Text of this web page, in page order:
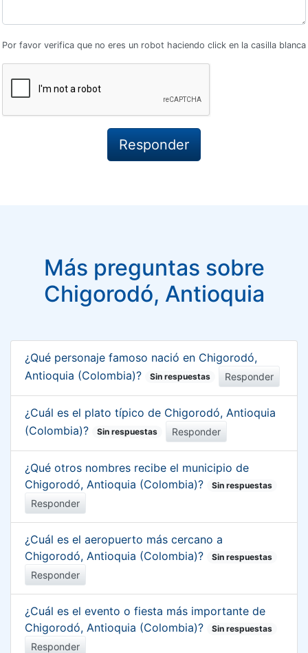
Por favor verifica que no eres un robot haciendo click en la casilla blanca
Más preguntas sobre
Chigorodó, Antioquia
¿Qué personaje famoso nació en Chigorodó,
Antioquia (Colombia)?
Sin respuestas Responder
¿Cuál es el plato típico de Chigorodó, Antioquia
(Colombia)?
Sin respuestas Responder
¿Qué otros nombres recibe el municipio de
Chigorodó, Antioquia (Colombia)?
Sin respuestas
Responder
¿Cuál es el aeropuerto más cercano a
Chigorodó, Antioquia (Colombia)?
Sin respuestas
Responder
¿Cuál es el evento o fiesta más importante de
Chigorodó, Antioquia (Colombia)?
Sin respuestas
Responder